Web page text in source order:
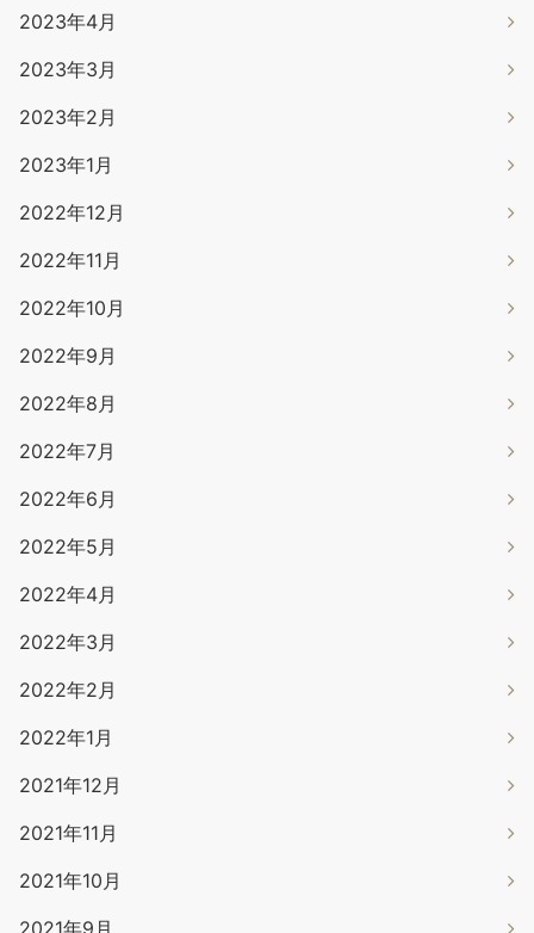
2023年4月
2023年3月
2023年2月
2023年1月
2022年12月
2022年11月
2022年10月
2022年9月
2022年8月
2022年7月
2022年6月
2022年5月
2022年4月
2022年3月
2022年2月
2022年1月
2021年12月
2021年11月
2021年10月